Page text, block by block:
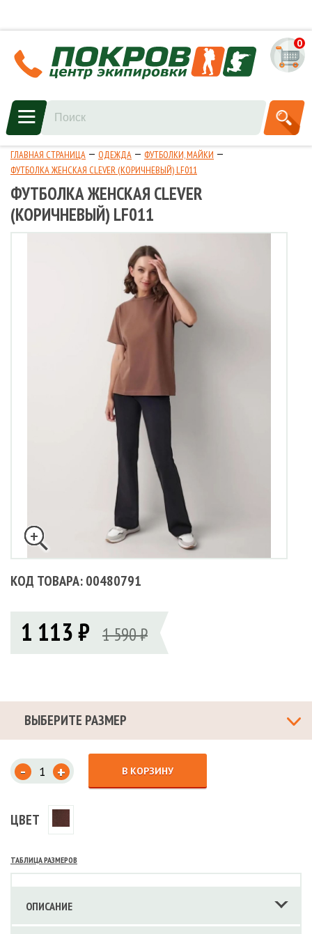
0
ГЛАВНАЯ СТРАНИЦА ОДЕЖДА
ФУТБОЛКИ, МАЙКИ
ФУТБОЛКА ЖЕНСКАЯ CLEVER (КОРИЧНЕВЫЙ) LF011
ФУТБОЛКА ЖЕНСКАЯ CLEVER
(КОРИЧНЕВЫЙ) LF011
КОД ТОВАРА: 00480791
1 113 ₽ 1 590 ₽
ВЫБЕРИТЕ РАЗМЕР
- + В КОРЗИНУ
ЦВЕТ
ТАБЛИЦА РАЗМЕРОВ
ОПИСАНИЕ